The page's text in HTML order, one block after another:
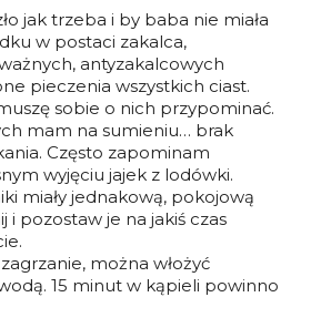
jak trzeba i by baba nie miała
w postaci zakalca,
antyzakalcowych
pieczenia wszystkich ciast.
sobie o nich przypominać.
mam na sumieniu… brak
Często zapominam
wyjęciu jajek z lodówki.
miały jednakową, pokojową
pozostaw je na jakiś czas
można włożyć
15 minut w kąpieli powinno